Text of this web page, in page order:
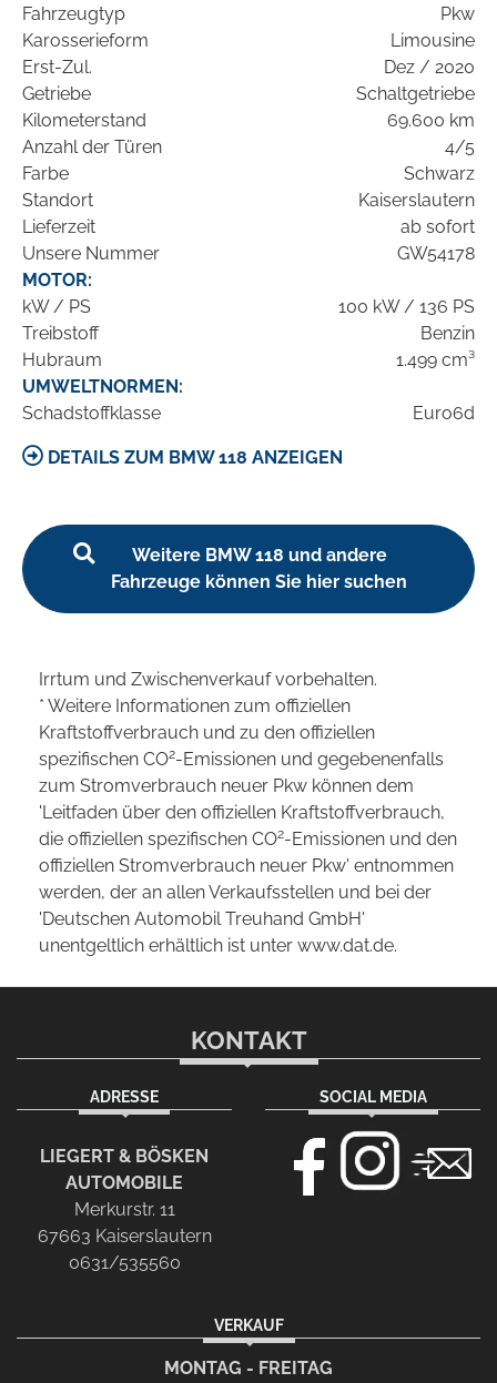
Fahrzeugtyp
Pkw
Karosserieform
Limousine
Erst-Zul.
Dez / 2020
Getriebe
Schaltgetriebe
Kilometerstand
69.600 km
Anzahl der Türen
4/5
Farbe
Schwarz
Standort
Kaiserslautern
Lieferzeit
ab sofort
Unsere Nummer
GW54178
MOTOR:
kW / PS
100 kW / 136 PS
Treibstoff
Benzin
Hubraum
1.499 cm³
UMWELTNORMEN:
Schadstoffklasse
Euro6d
DETAILS ZUM BMW 118 ANZEIGEN
Weitere BMW 118 und andere
Fahrzeuge können Sie hier suchen
Irrtum und Zwischenverkauf vorbehalten.
* Weitere Informationen zum offiziellen
Kraftstoffverbrauch und zu den offiziellen
spezifischen CO2-Emissionen und gegebenenfalls
zum Stromverbrauch neuer Pkw können dem
'Leitfaden über den offiziellen Kraftstoffverbrauch,
die offiziellen spezifischen CO2-Emissionen und den
offiziellen Stromverbrauch neuer Pkw' entnommen
werden, der an allen Verkaufsstellen und bei der
'Deutschen Automobil Treuhand GmbH'
unentgeltlich erhältlich ist unter www.dat.de.
KONTAKT
ADRESSE
LIEGERT & BÖSKEN
AUTOMOBILE
Merkurstr. 11
67663 Kaiserslautern
0631/535560
SOCIAL MEDIA
VERKAUF
MONTAG - FREITAG